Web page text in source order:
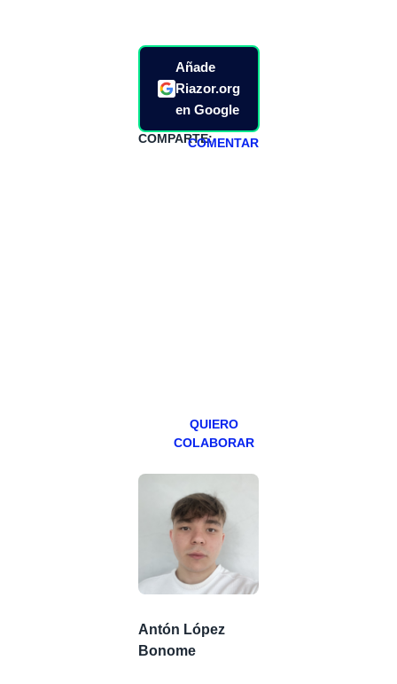
Añade
Riazor.org
en Google
COMPARTE:COMENTAR
QUIERO
COLABORAR
Antón López
Bonome